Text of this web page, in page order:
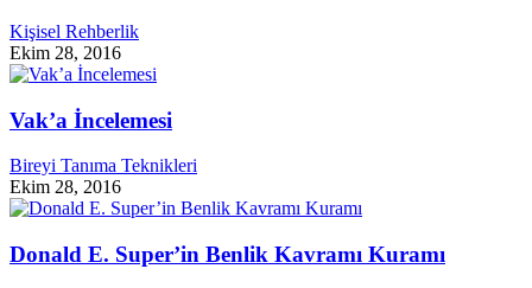
Kişisel Rehberlik
Ekim 28, 2016
Vak’a İncelemesi
Bireyi Tanıma Teknikleri
Ekim 28, 2016
Donald E. Super’in Benlik Kavramı Kuramı